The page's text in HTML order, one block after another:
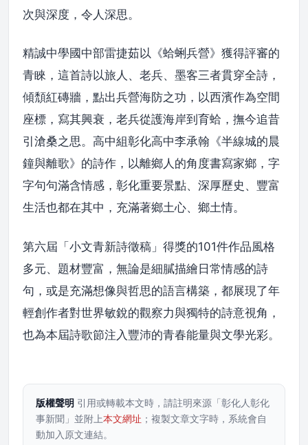
次與深度，令人深思。
精誠中學國中部雷捷茹以《蛤蜊兵營》獲得評審的
青睞，這首詩以旅人、老兵、墨客三者貫穿全詩，
傾頹紅磚牆，點出兵營海防之功，以西濱作為空間
座標，寫其興衰，老兵從護海岸到育蛤，撫今追昔
引滄桑之思。高中組彰化高中李承翰《半線城的晨
鐘與離歌》的詩作，以離鄉人的角度書寫家鄉，字
字句句滿含情感，彰化重要景點、深厚歷史、豐富
生活也都在其中，充滿著鄉土心、鄉土情。
第六屆「小文青新詩徵稿」得獎的101件作品風格
多元、題材豐富，無論是細膩描繪日常情感的詩
句，或是充滿想像與哲思的語言構築，都展現了年
輕創作者對世界敏銳的觀察力與獨特的詩意視角，
也為本屆詩歌節注入豐沛的青春能量與文學光彩。
版權聲明 引用或轉載本文時，請註明來源「彰化人彰化
事新聞」並附上本文網址 ；複製文章文字時，系統會自
動加入原文連結。